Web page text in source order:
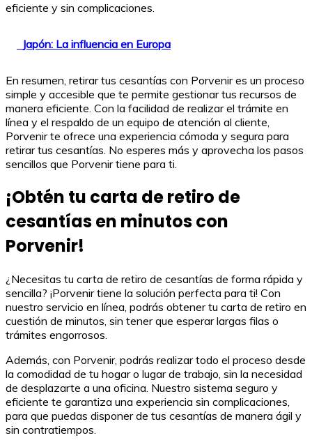
eficiente y sin complicaciones.
Japón: La influencia en Europa
En resumen, retirar tus cesantías con Porvenir es un proceso
simple y accesible que te permite gestionar tus recursos de
manera eficiente. Con la facilidad de realizar el trámite en
línea y el respaldo de un equipo de atención al cliente,
Porvenir te ofrece una experiencia cómoda y segura para
retirar tus cesantías. No esperes más y aprovecha los pasos
sencillos que Porvenir tiene para ti.
¡Obtén tu carta de retiro de
cesantías en minutos con
Porvenir!
¿Necesitas tu carta de retiro de cesantías de forma rápida y
sencilla? ¡Porvenir tiene la solución perfecta para ti! Con
nuestro servicio en línea, podrás obtener tu carta de retiro en
cuestión de minutos, sin tener que esperar largas filas o
trámites engorrosos.
Además, con Porvenir, podrás realizar todo el proceso desde
la comodidad de tu hogar o lugar de trabajo, sin la necesidad
de desplazarte a una oficina. Nuestro sistema seguro y
eficiente te garantiza una experiencia sin complicaciones,
para que puedas disponer de tus cesantías de manera ágil y
sin contratiempos.